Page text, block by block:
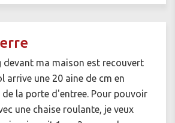
devant ma maison est recouvert
arrive une 20 aine de cm en
la porte d'entree. Pour pouvoir
une chaise roulante, je veux